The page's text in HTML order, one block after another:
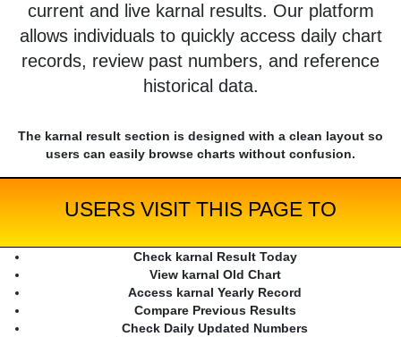
current and live karnal results. Our platform
allows individuals to quickly access daily chart
records, review past numbers, and reference
historical data.
The karnal result section is designed with a clean layout so
users can easily browse charts without confusion.
USERS VISIT THIS PAGE TO
Check karnal Result Today
View karnal Old Chart
Access karnal Yearly Record
Compare Previous Results
Check Daily Updated Numbers